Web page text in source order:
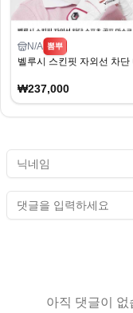
N/A 뽐뿌
벨루시 스킨핏 자외선 차단
₩237,000
아직 댓글이